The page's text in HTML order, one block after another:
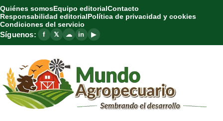
Quiénes somosEquipo editorialContacto
Responsabilidad editorialPolítica de privacidad y cookies
Condiciones del servicio
Síguenos: f 𝕏 ☁ in ▶